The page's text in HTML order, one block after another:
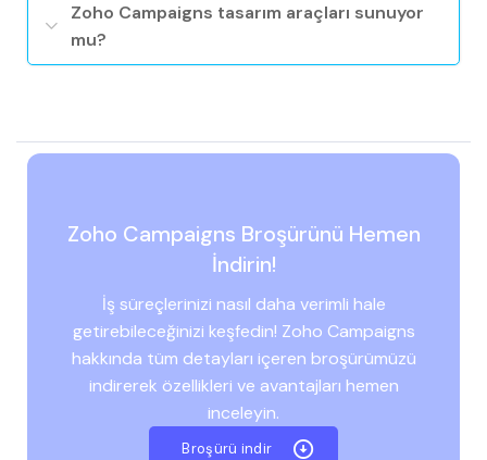
Zoho Campaigns tasarım araçları sunuyor
mu?
Zoho Campaigns Broşürünü Hemen
İndirin!
İş süreçlerinizi nasıl daha verimli hale
getirebileceğinizi keşfedin! Zoho Campaigns
hakkında tüm detayları içeren broşürümüzü
indirerek özellikleri ve avantajları hemen
inceleyin.
Broşürü indir